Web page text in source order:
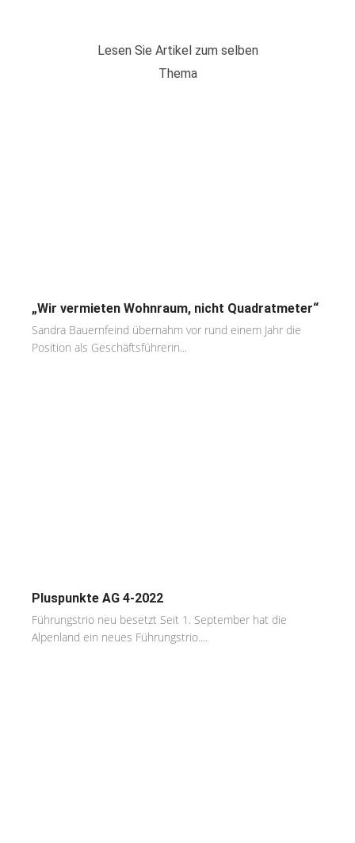
Lesen Sie Artikel zum selben
Thema
„Wir vermieten Wohnraum, nicht Quadratmeter“
Sandra Bauernfeind übernahm vor rund einem Jahr die
Position als Geschäftsführerin...
Pluspunkte AG 4-2022
Führungstrio neu besetzt Seit 1. September hat die
Alpenland ein neues Führungstrio....